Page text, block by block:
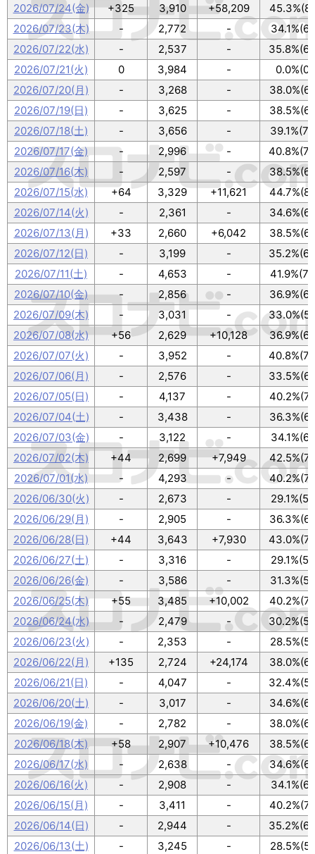
2026/07/24(金)
+325 3,910 +58,209
2026/07/23(木)
- 2,772 -
2026/07/22(水)
- 2,537 -
2026/07/21(火)
0 3,984 -
2026/07/20(月)
- 3,268 -
2026/07/19(日)
- 3,625 -
2026/07/18(土)
- 3,656 -
2026/07/17(金)
- 2,996 -
2026/07/16(木)
- 2,597 -
2026/07/15(水)
+64 3,329 +11,621
2026/07/14(火)
- 2,361 -
2026/07/13(月)
+33 2,660 +6,042
2026/07/12(日)
- 3,199 -
2026/07/11(土)
- 4,653 -
2026/07/10(金)
- 2,856 -
2026/07/09(木)
- 3,031 -
2026/07/08(水)
+56 2,629 +10,128
2026/07/07(火)
- 3,952 -
2026/07/06(月)
- 2,576 -
2026/07/05(日)
- 4,137 -
2026/07/04(土)
- 3,438 -
2026/07/03(金)
- 3,122 -
2026/07/02(木)
+44 2,699 +7,949
2026/07/01(水)
- 4,293 -
2026/06/30(火)
- 2,673 -
2026/06/29(月)
- 2,905 -
2026/06/28(日)
+44 3,643 +7,930
2026/06/27(土)
- 3,316 -
2026/06/26(金)
- 3,586 -
2026/06/25(木)
+55 3,485 +10,002
2026/06/24(水)
- 2,479 -
2026/06/23(火)
- 2,353 -
2026/06/22(月)
+135 2,724 +24,174
2026/06/21(日)
- 4,047 -
2026/06/20(土)
- 3,017 -
2026/06/19(金)
- 2,782 -
2026/06/18(木)
+58 2,907 +10,476
2026/06/17(水)
- 2,638 -
2026/06/16(火)
- 2,908 -
2026/06/15(月)
- 3,411 -
2026/06/14(日)
- 2,944 -
2026/06/13(土)
- 3,245 -